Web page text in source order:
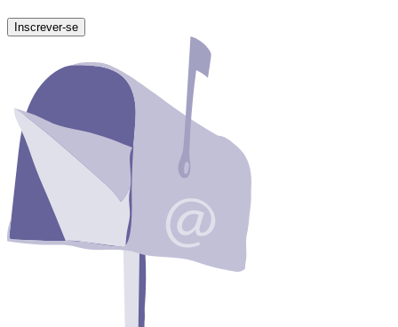
Inscrever-se